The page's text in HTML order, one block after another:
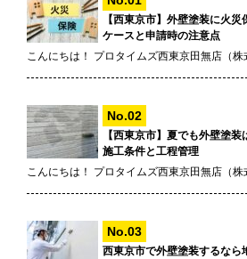
【西東京市】外壁塗装に火
ケースと申請時の注意点
こんにちは！ プロタイムズ西東京田無店（
【西東京市】夏でも外壁塗
施工条件と工程管理
こんにちは！ プロタイムズ西東京田無店（
西東京市で外壁塗装するなら